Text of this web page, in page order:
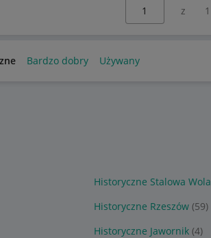
z 1
Bardzo dobry Używany
Historyczne Stalowa Wola
Historyczne Rzeszów (59)
Historyczne Jawornik (4)